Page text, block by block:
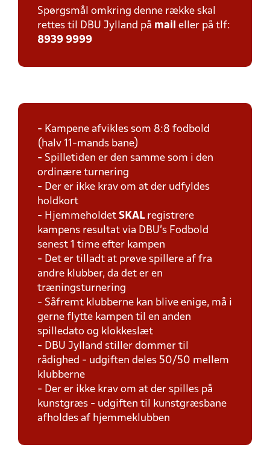
Spørgsmål omkring denne række skal
rettes til DBU Jylland på mail eller på tlf:
8939 9999
- Kampene afvikles som 8:8 fodbold
(halv 11-mands bane)
- Spilletiden er den samme som i den
ordinære turnering
- Der er ikke krav om at der udfyldes
holdkort
- Hjemmeholdet SKAL registrere
kampens resultat via DBU's Fodbold
senest 1 time efter kampen
- Det er tilladt at prøve spillere af fra
andre klubber, da det er en
træningsturnering
- Såfremt klubberne kan blive enige, må i
gerne flytte kampen til en anden
spilledato og klokkeslæt
- DBU Jylland stiller dommer til
rådighed - udgiften deles 50/50 mellem
klubberne
- Der er ikke krav om at der spilles på
kunstgræs - udgiften til kunstgræsbane
afholdes af hjemmeklubben